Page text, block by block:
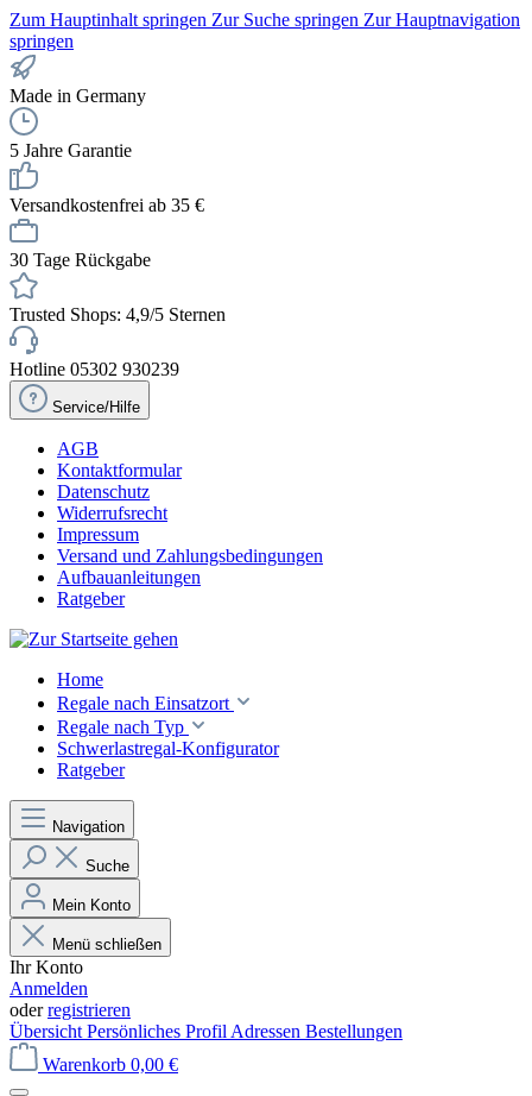
Zum Hauptinhalt springen Zur Suche springen Zur Hauptnavigation
springen
Made in Germany
5 Jahre Garantie
Versandkostenfrei ab 35 €
30 Tage Rückgabe
Trusted Shops: 4,9/5 Sternen
Hotline 05302 930239
Service/Hilfe
AGB
Kontaktformular
Datenschutz
Widerrufsrecht
Impressum
Versand und Zahlungsbedingungen
Aufbauanleitungen
Ratgeber
Home
Regale nach Einsatzort
Regale nach Typ
Schwerlastregal-Konfigurator
Ratgeber
Navigation
Suche
Mein Konto
Menü schließen
Ihr Konto
Anmelden
oderregistrieren
Übersicht Persönliches Profil Adressen Bestellungen
Warenkorb 0,00 €